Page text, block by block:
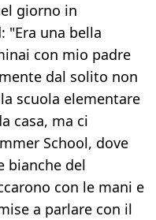
giorno in
"Era una bella
con mio padre
dal solito non
scuola elementare
casa, ma ci
School, dove
bianche del
con le mani e
a parlare con il